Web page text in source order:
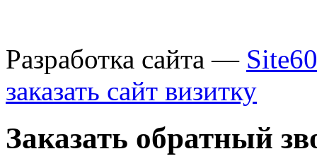
Разработка сайта —
заказать сайт визитку
Заказать обратный